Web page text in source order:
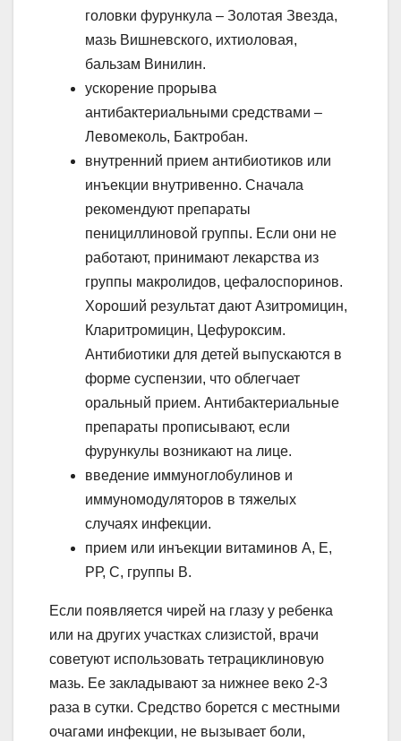
головки фурункула – Золотая Звезда,
мазь Вишневского, ихтиоловая,
бальзам Винилин.
ускорение прорыва
антибактериальными средствами –
Левомеколь, Бактробан.
внутренний прием антибиотиков или
инъекции внутривенно. Сначала
рекомендуют препараты
пенициллиновой группы. Если они не
работают, принимают лекарства из
группы макролидов, цефалоспоринов.
Хороший результат дают Азитромицин,
Кларитромицин, Цефуроксим.
Антибиотики для детей выпускаются в
форме суспензии, что облегчает
оральный прием. Антибактериальные
препараты прописывают, если
фурункулы возникают на лице.
введение иммуноглобулинов и
иммуномодуляторов в тяжелых
случаях инфекции.
прием или инъекции витаминов А, Е,
РР, С, группы В.
Если появляется чирей на глазу у ребенка
или на других участках слизистой, врачи
советуют использовать тетрациклиновую
мазь. Ее закладывают за нижнее веко 2-3
раза в сутки. Средство борется с местными
очагами инфекции, не вызывает боли,